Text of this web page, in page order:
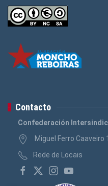
Contacto
Confederación
Miguel Ferro
Rede de Locais